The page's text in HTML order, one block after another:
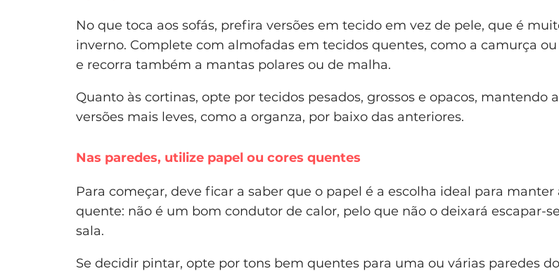
No que toca aos sofás, prefira versões em tecido em vez de pele, que é
inverno. Complete com almofadas em tecidos quentes, como a camurça
e recorra também a mantas polares ou de malha.
Quanto às cortinas, opte por tecidos pesados, grossos e opacos, mantendo
versões mais leves, como a organza, por baixo das anteriores.
Nas paredes, utilize papel ou cores quentes
Para começar, deve ficar a saber que o papel é a escolha ideal para manter
quente: não é um bom condutor de calor, pelo que não o deixará escapar-
sala.
Se decidir pintar, opte por tons bem quentes para uma ou várias paredes